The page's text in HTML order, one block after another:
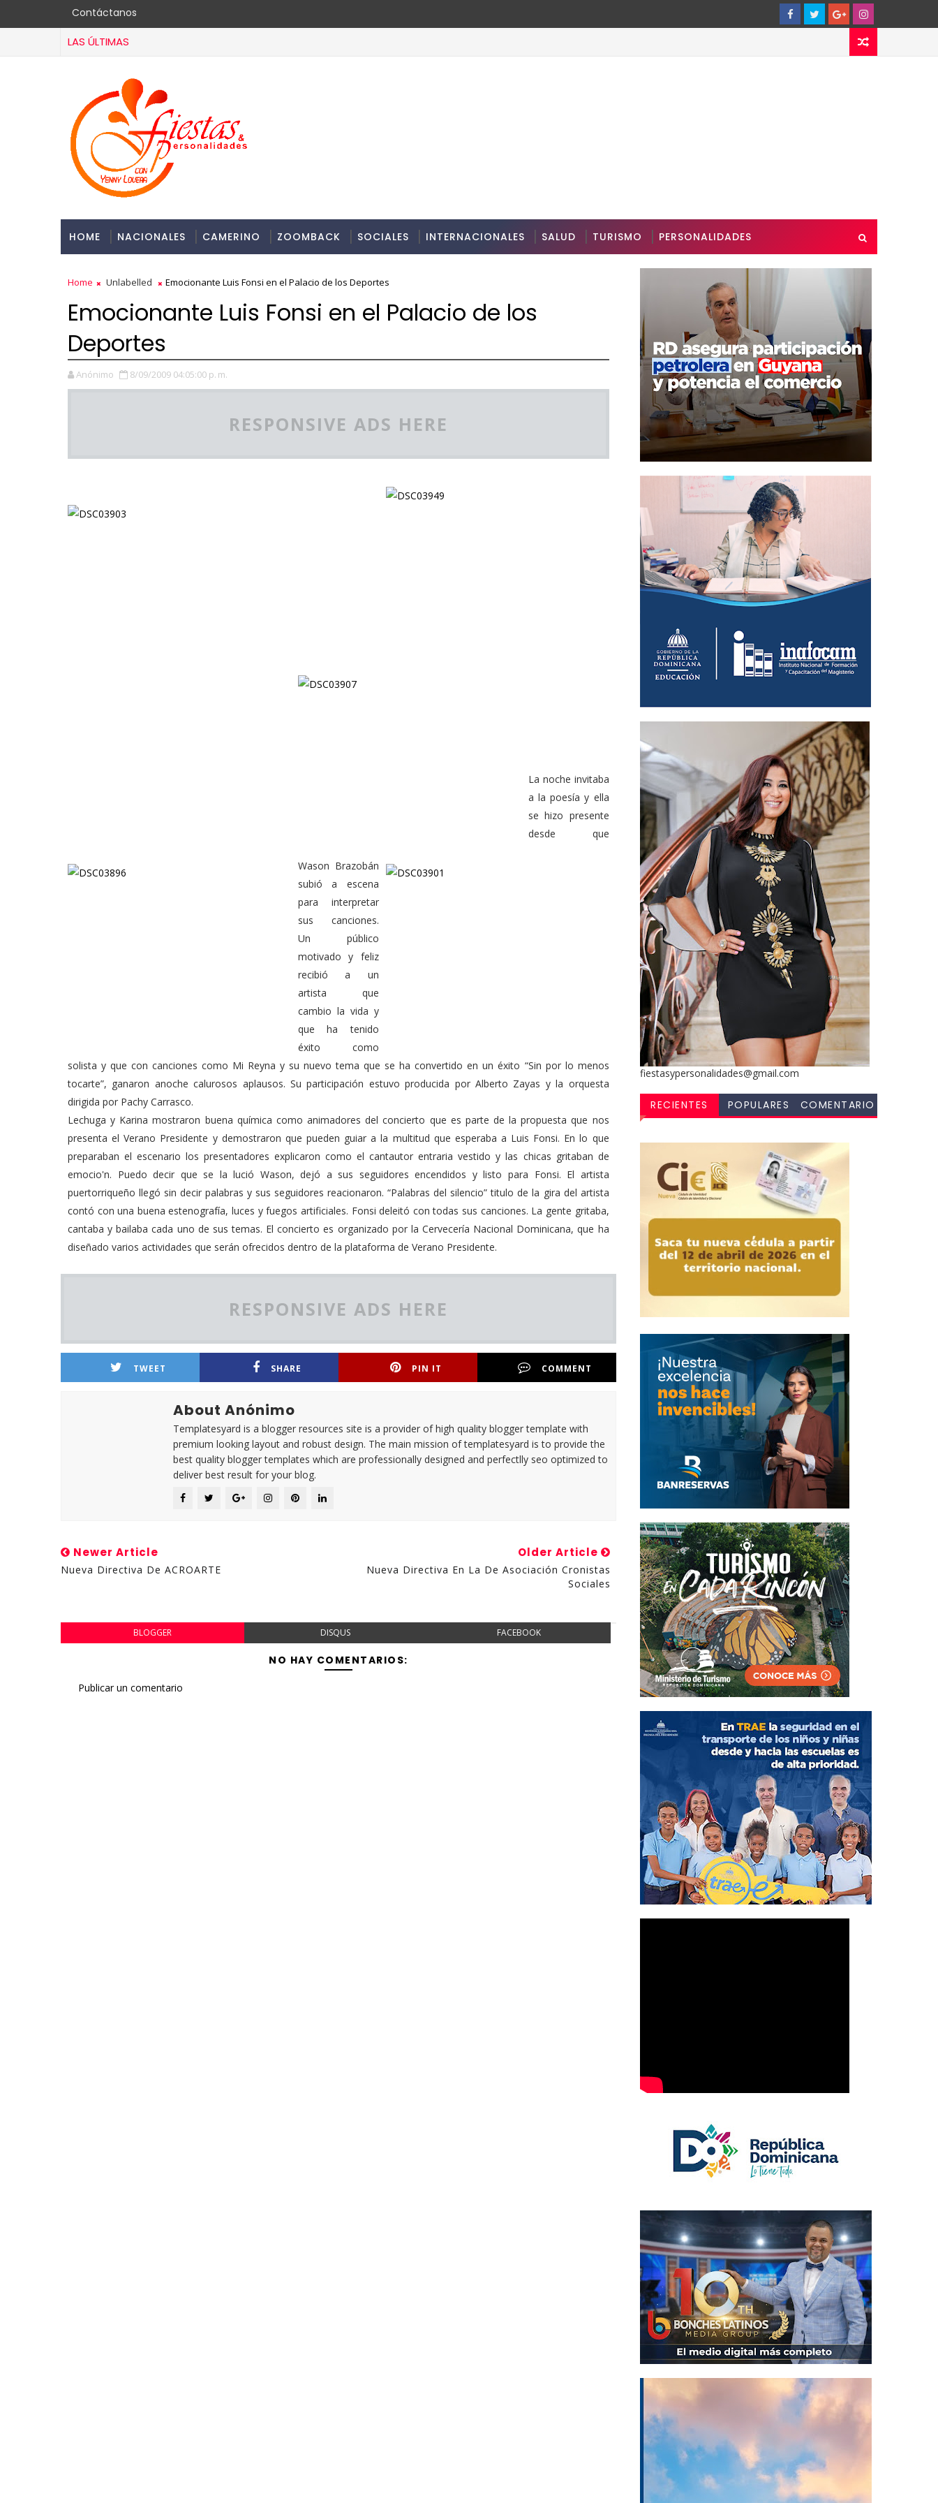
Contáctanos
LAS ÚLTIMAS
HOME NACIONALES CAMERINO ZOOMBACK SOCIALES INTERNACIONALES SALUD TURISMO PERSONALIDADES
Home Unlabelled Emocionante Luis Fonsi en el Palacio de los Deportes
Emocionante Luis Fonsi en el Palacio de los
Deportes
Anónimo 8/09/2009 04:05:00 p. m.
RESPONSIVE ADS HERE
La noche invitaba
a la poesía y ella
se hizo presente
desde que
Wason Brazobán
subió a escena
para interpretar
sus canciones.
Un público
motivado y feliz
recibió a un
artista que
cambio la vida y
que ha tenido
éxito como
solista y que con canciones como Mi Reyna y su nuevo tema que se ha convertido en un éxito “Sin por lo menos
tocarte”, ganaron anoche calurosos aplausos. Su participación estuvo producida por Alberto Zayas y la orquesta
dirigida por Pachy Carrasco.
Lechuga y Karina mostraron buena química como animadores del concierto que es parte de la propuesta que nos
presenta el Verano Presidente y demostraron que pueden guiar a la multitud que esperaba a Luis Fonsi. En lo que
preparaban el escenario los presentadores explicaron como el cantautor entraria vestido y las chicas gritaban de
emocio'n. Puedo decir que se la lució Wason, dejó a sus seguidores encendidos y listo para Fonsi. El artista
puertorriqueño llegó sin decir palabras y sus seguidores reacionaron. “Palabras del silencio” titulo de la gira del artista
contó con una buena estenografía, luces y fuegos artificiales. Fonsi deleitó con todas sus canciones. La gente gritaba,
cantaba y bailaba cada uno de sus temas. El concierto es organizado por la Cervecería Nacional Dominicana, que ha
diseñado varios actividades que serán ofrecidos dentro de la plataforma de Verano Presidente.
RESPONSIVE ADS HERE
TWEET SHARE PIN IT COMMENT
About Anónimo
Templatesyard is a blogger resources site is a provider of high quality blogger template with
premium looking layout and robust design. The main mission of templatesyard is to provide the
best quality blogger templates which are professionally designed and perfectlly seo optimized to
deliver best result for your blog.
Newer Article
Nueva Directiva De ACROARTE
Older Article
Nueva Directiva En La De Asociación Cronistas
Sociales
BLOGGER DISQUS FACEBOOK
NO HAY COMENTARIOS:
Publicar un comentario
fiestasypersonalidades@gmail.com
RECIENTES POPULARES
COMENTARIO